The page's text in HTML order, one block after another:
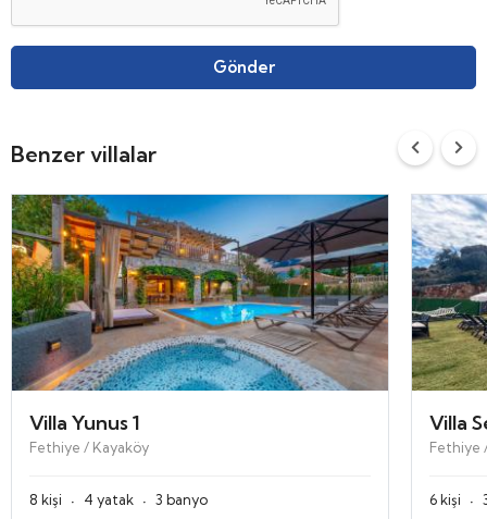
Gönder
Benzer villalar
Villa Yunus 1
Fethiye / Kayaköy
8 kişi · 4 yatak · 3 banyo
Villa
Fethiye
6 kişi ·